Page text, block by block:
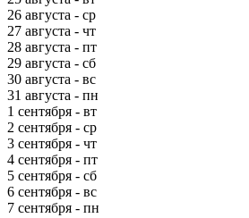
26 августа - ср
27 августа - чт
28 августа - пт
29 августа - сб
30 августа - вс
31 августа - пн
1 сентября - вт
2 сентября - ср
3 сентября - чт
4 сентября - пт
5 сентября - сб
6 сентября - вс
7 сентября - пн